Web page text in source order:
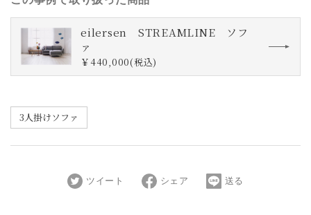
eilersen STREAMLINE ソフ
ァ
￥440,000(税込)
3人掛けソファ
ツイート シェア 送る